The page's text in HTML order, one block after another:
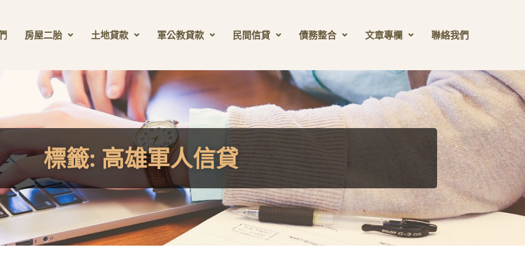
房屋二胎 土地貸款 軍公教貸款 民間信貸 債務整合 文章專欄 聯絡我們
標籤: 高雄軍人信貸